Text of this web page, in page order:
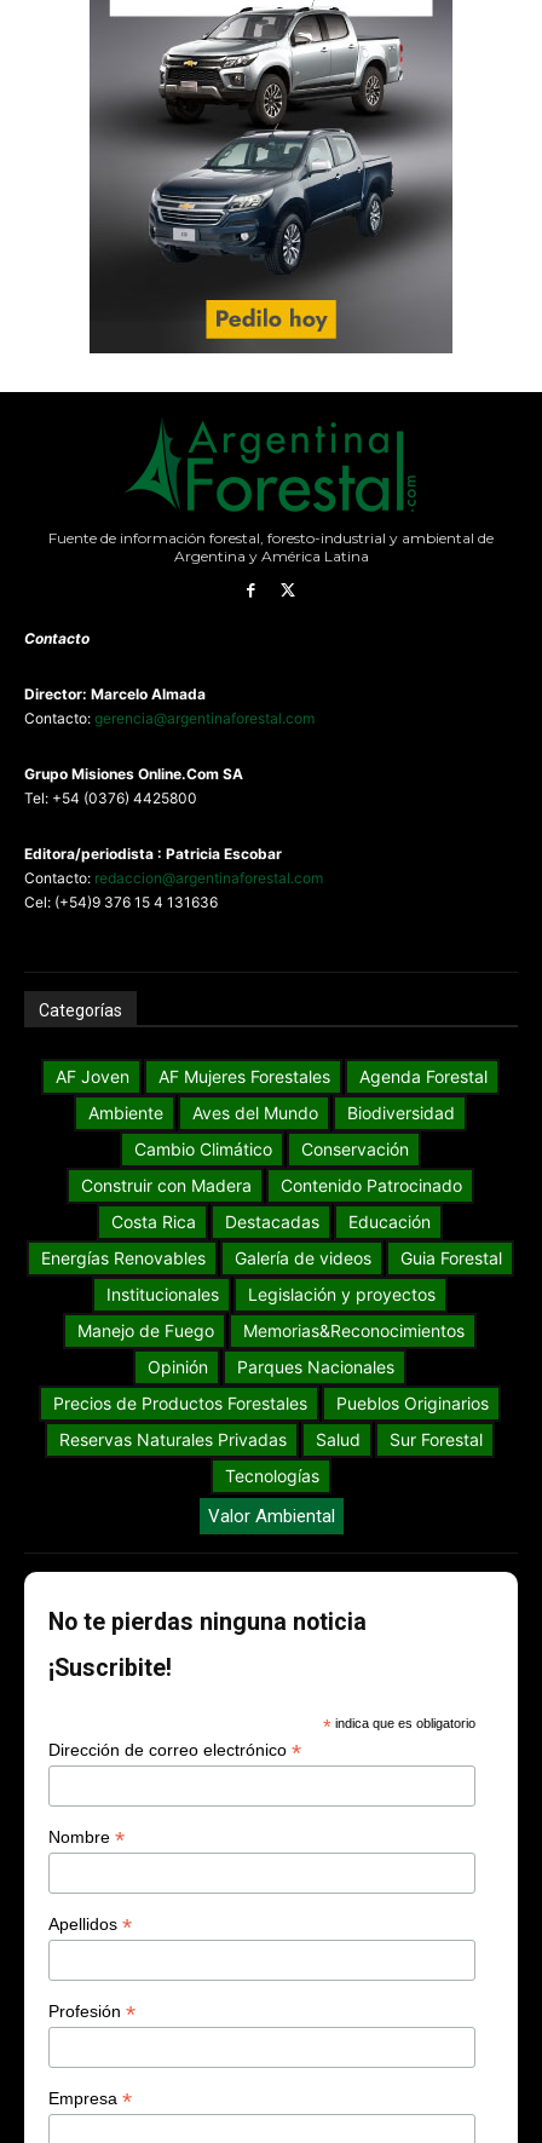
Fuente de información forestal, foresto-industrial y ambiental de
Argentina y América Latina
Contacto
Director: Marcelo Almada
Contacto: gerencia@argentinaforestal.com
Grupo Misiones Online.Com SA
Tel: +54 (0376) 4425800
Editora/periodista : Patricia Escobar
Contacto: redaccion@argentinaforestal.com
Cel: (+54)9 376 15 4 131636
Categorías
AF Joven AF Mujeres Forestales
Agenda Forestal
Ambiente
Aves del Mundo
Biodiversidad
Cambio Climático
Conservación
Construir con Madera
Contenido Patrocinado
Costa Rica
Destacadas
Educación
Energías Renovables
Galería de videos
Guia Forestal
Institucionales
Legislación y proyectos
Manejo de Fuego
Memorias&Reconocimientos
Opinión
Parques Nacionales
Precios de Productos Forestales
Pueblos Originarios
Reservas Naturales Privadas
Salud
Sur Forestal
Tecnologías
Valor Ambiental
No te pierdas ninguna noticia
¡Suscribite!
* indica que es obligatorio
Dirección de correo electrónico *
Nombre *
Apellidos *
Profesión *
Empresa *